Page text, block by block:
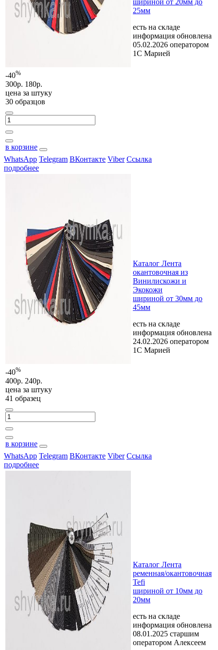
-40%
300р. 180р.
цена за штуку
30 образцов
в корзине
25мм
есть на складе
информация обновлена
05.02.2026 оператором
1С Марией
WhatsApp Telegram ВКонтакте Viber Ссылка
подробнее
-40%
400р. 240р.
цена за штуку
41 образец
в корзине
Каталог Лента
окантовочная из
Винилискожи и
Экокожи
шириной от 30мм до
45мм
есть на складе
информация обновлена
24.02.2026 оператором
1С Марией
WhatsApp Telegram ВКонтакте Viber Ссылка
подробнее
Каталог Лента
ременная/окантовочная
Tefi
шириной от 10мм до
20мм
есть на складе
информация обновлена
08.01.2025 старшим
оператором Алексеем